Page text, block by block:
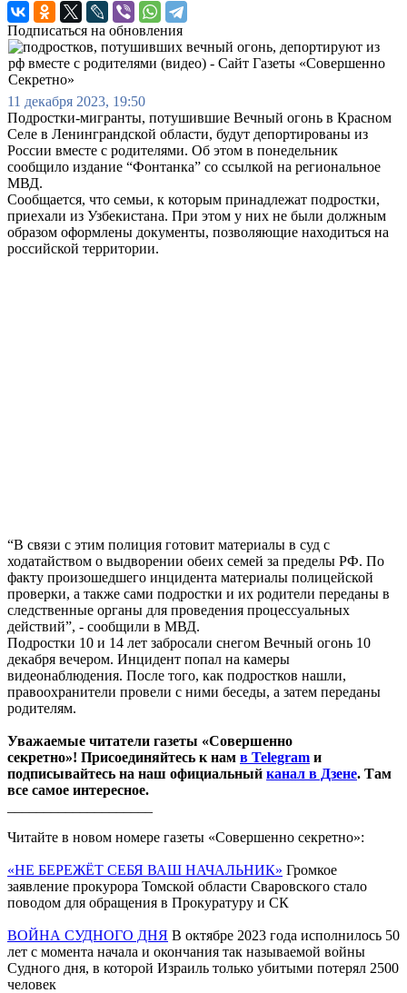
Подписаться на обновления
11 декабря 2023, 19:50
Подростки-мигранты, потушившие Вечный огонь в Красном
Селе в Ленинграндской области, будут депортированы из
России вместе с родителями. Об этом в понедельник
сообщило издание “Фонтанка” со ссылкой на региональное
МВД.
Сообщается, что семьи, к которым принадлежат подростки,
приехали из Узбекистана. При этом у них не были должным
образом оформлены документы, позволяющие находиться на
российской территории.
“В связи с этим полиция готовит материалы в суд с
ходатайством о выдворении обеих семей за пределы РФ. По
факту произошедшего инцидента материалы полицейской
проверки, а также сами подростки и их родители переданы в
следственные органы для проведения процессуальных
действий”, - сообщили в МВД.
Подростки 10 и 14 лет забросали снегом Вечный огонь 10
декабря вечером. Инцидент попал на камеры
видеонаблюдения. После того, как подростков нашли,
правоохранители провели с ними беседы, а затем переданы
родителям.
Уважаемые читатели газеты «Совершенно
секретно»! Присоединяйтесь к нам в Telegram и
подписывайтесь на наш официальный канал в Дзене. Там
все самое интересное.
Читайте в новом номере газеты «Совершенно секретно»:
«НЕ БЕРЕЖЁТ СЕБЯ ВАШ НАЧАЛЬНИК» Громкое
заявление прокурора Томской области Сваровского стало
поводом для обращения в Прокуратуру и СК
ВОЙНА СУДНОГО ДНЯ В октябре 2023 года исполнилось 50
лет с момента начала и окончания так называемой войны
Судного дня, в которой Израиль только убитыми потерял 2500
человек